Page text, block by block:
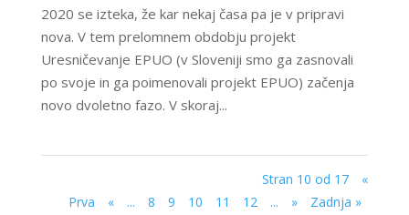
2020 se izteka, že kar nekaj časa pa je v pripravi
nova. V tem prelomnem obdobju projekt
Uresničevanje EPUO (v Sloveniji smo ga zasnovali
po svoje in ga poimenovali projekt EPUO) začenja
novo dvoletno fazo. V skoraj...
Stran 10 od 17
«
Prva
« ... 8 9 10 11 12 ... » Zadnja »